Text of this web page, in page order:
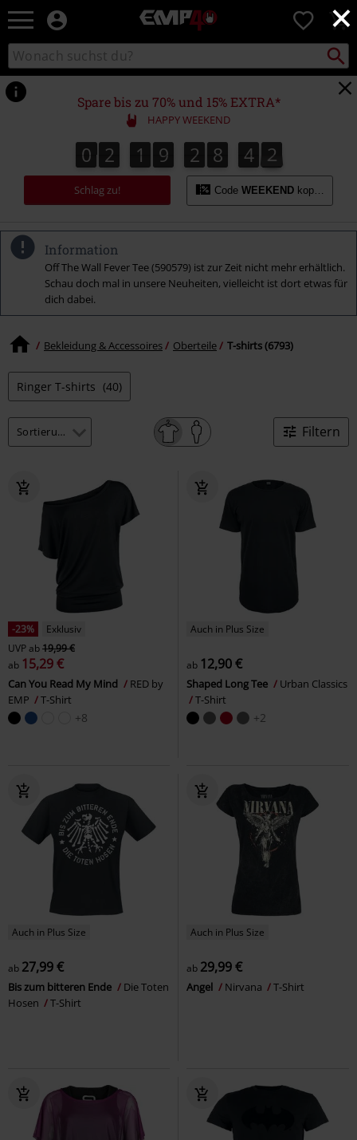
×
EMP
Merchandise
-
Shop
Rock
&
Entertainment
0
Katalog
durchsuchen
suchen
Spare bis zu 70% und 15% EXTRA*
HAPPY WEEKEND
0
0 2
2 1
1 9
9 2
2 8
8 4
4 0
1
0
2
1
Schlag zu! Code WEEKEND kopieren
Information
Off The Wall Fever Tee (590579) ist zur Zeit nicht mehr erhältlich.
Schau doch mal in unsere Neuheiten, vielleicht ist dort etwas für
dich dabei.
Bekleidung & Accessoires Oberteile T-shirts (6793)
Ringer T-shirts (40)
Filtern
-23%
Exklusiv
UVPab19,99 €
ab 15,29 €
Can You Read My Mind
RED by
EMP
T-Shirt
+8
Auch in Plus Size
ab 12,90 €
Shaped Long Tee
Urban Classics
T-Shirt
+2
Auch in Plus Size
ab 27,99 €
Bis zum bitteren Ende
Die Toten
Hosen
T-Shirt
Auch in Plus Size
ab 29,99 €
Angel Nirvana T-Shirt